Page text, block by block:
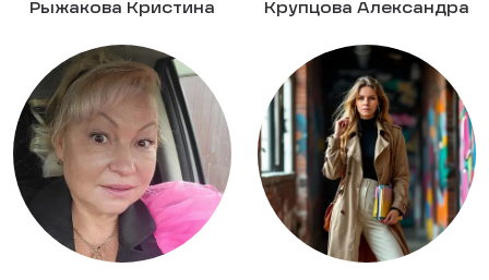
Рыжакова Кристина Крупцова Александра